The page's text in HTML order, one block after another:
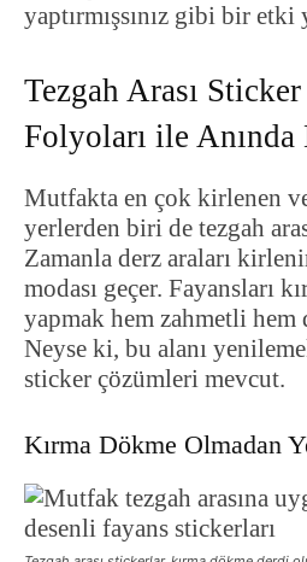
yaptırmışsınız gibi bir
Tezgah Arası
Folyoları ile
Mutfakta en çok kirlenen
yerlerden biri de tezgah
Zamanla derz araları
modası geçer. Fayansları
yapmak hem zahmetli hem
Neyse ki, bu alanı
sticker çözümleri mevcut.
Kırma Dökme Olmadan